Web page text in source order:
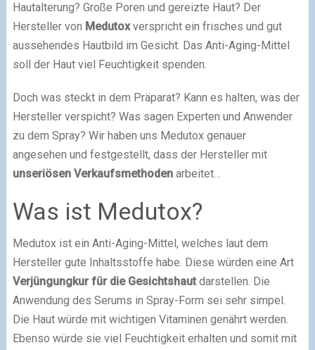
Hautalterung? Große Poren und gereizte Haut? Der
Hersteller von Medutoxverspricht ein frisches und gut
aussehendes Hautbild im Gesicht. Das Anti-Aging-Mittel
soll der Haut viel Feuchtigkeit spenden.
Doch was steckt in dem Präparat? Kann es halten, was der
Hersteller verspicht? Was sagen Experten und Anwender
zu dem Spray? Wir haben uns Medutox genauer
angesehen und festgestellt, dass der Hersteller mit
unseriösen Verkaufsmethodenarbeitet…
Was ist Medutox?
Medutox ist ein Anti-Aging-Mittel, welches laut dem
Hersteller gute Inhaltsstoffe habe. Diese würden eine Art
Verjüngungkur für die Gesichtshautdarstellen. Die
Anwendung des Serums in Spray-Form sei sehr simpel.
Die Haut würde mit wichtigen Vitaminen genährt werden.
Ebenso würde sie viel Feuchtigkeit erhalten und somit mit